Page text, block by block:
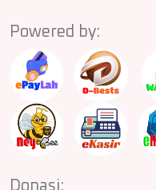
Powered by:
Donasi: